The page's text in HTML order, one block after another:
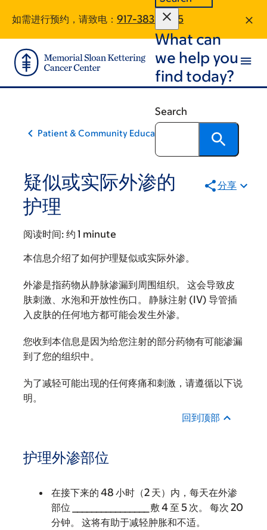
main
content
footer
如需进行预约，请致电： 917-383-2965
What can
we help you
find today?
Search
Patient & Community Education
疑似或实际外渗的
护理
分享
阅读时间: 约 1 minute
本信息介绍了如何护理疑似或实际外渗。
外渗是指药物从静脉渗漏到周围组织。 这会导致皮
肤刺激、水泡和开放性伤口。 静脉注射 (IV) 导管插
入皮肤的任何地方都可能会发生外渗。
您收到本信息是因为给您注射的部分药物有可能渗漏
到了您的组织中。
为了减轻可能出现的任何疼痛和刺激，请遵循以下说
明。
回到顶部
护理外渗部位
在接下来的 48 小时（2 天）内，每天在外渗
部位 ________________ 敷 4 至 5 次。 每次 20
分钟。 这将有助于减轻肿胀和不适。